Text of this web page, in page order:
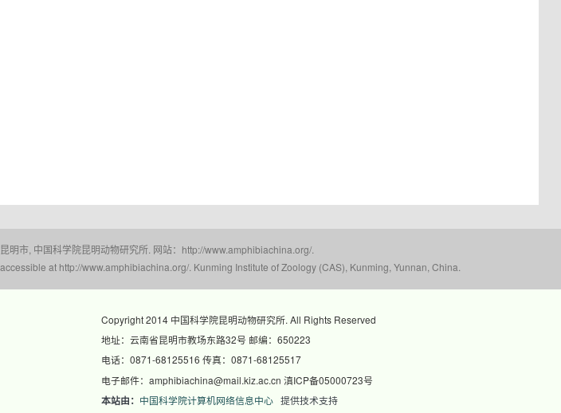
明市, 中国科学院昆明动物研究所. 网站：http://www.amphibiachina.org/.
at http://www.amphibiachina.org/. Kunming Institute of Zoology (CAS), Kunming, Yunnan, China.
Copyright 2014 中国科学院昆明动物研究所. All Rights Reserved
地址：云南省昆明市教场东路32号 邮编：650223
电话：0871-68125516 传真：0871-68125517
电子邮件：amphibiachina@mail.kiz.ac.cn 滇ICP备05000723号
本站由： 中国科学院计算机网络信息中心提供技术支持